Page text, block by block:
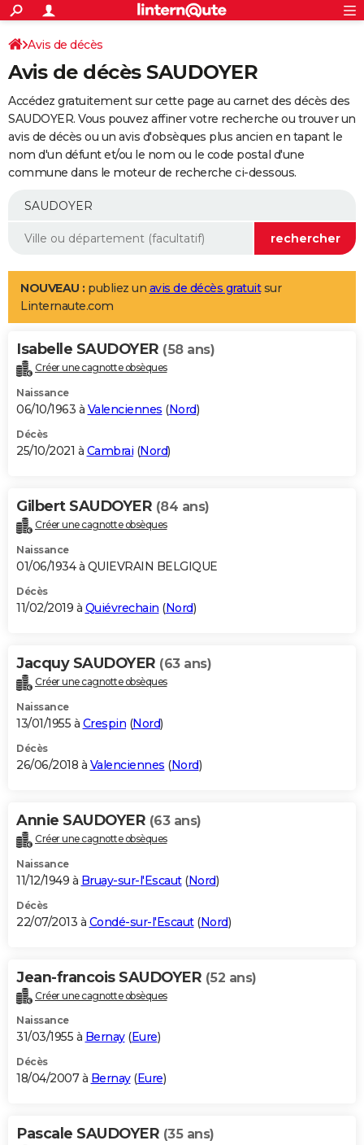
ACTUALITÉS
Politique
Société
Faits Divers
Education
Monde
Villes
+
SPORT
Coupe du monde 2026
Football
Tennis
Cyclisme
Rugby
Forum
Programme TV
TNT
Streaming
Cinéma
Sorties cinéma
Musique
+
FINANCE
Retraite
Epargne
Immobilier
Risques naturels par ville
Banque
Assurance
AUTO
Essais
Réserver un essai
Citadines
Berlines
SUV
Forum auto
+
Mobiles
Meilleur smartphone
Internet
Ordinateurs
Jeux vidéo
Guide high-tech
Aménagement intérieur
LIFESTYLE
Art de vivre
Bien-être
Loisirs
Mode
Modes de vie
Alimentation
Guide de la santé
Maladies
Médicaments
Sommeil
VOYAGE
Destinations
City break
Voyage nature
Voyage de noces
Forum
Climat
+PHOTO
GUIDES D'ACHAT
BONS PLANS
Carte de Noël
Carte Bonne année
Carte Saint-Valentin
Carte Pâques
Carte d'anniversaire
DICTIONNAIRE
Dictionnaire
Biographies
Citations
Expressions
Proverbes
PROGRAMME TV
S'inscrire
Se connecter
Lycées
Collèges
Primaires
Universités
Entreprises
Service militaire
Avis de recherche
AVIS DE DÉCÈS
Bricolage
Lifestyle
Culture
Sport
Auto
Television
Voyage
Cinema
Avis de décès
Avis de décès SAUDOYER
Accédez gratuitement sur cette page au carnet des décès des
SAUDOYER. Vous pouvez affiner votre recherche ou trouver un
avis de décès ou un avis d'obsèques plus ancien en tapant le
nom d'un défunt et/ou le nom ou le code postal d'une
commune dans le moteur de recherche ci-dessous.
NOUVEAU : publiez un avis de décès gratuitsur
Linternaute.com
Isabelle SAUDOYER (58 ans)
Créer une cagnotte obsèques
Naissance
06/10/1963 à Valenciennes (Nord)
Décès
25/10/2021 à Cambrai (Nord)
Gilbert SAUDOYER (84 ans)
Créer une cagnotte obsèques
Naissance
01/06/1934 à QUIEVRAIN BELGIQUE
Décès
11/02/2019 à Quiévrechain (Nord)
Jacquy SAUDOYER (63 ans)
Créer une cagnotte obsèques
Naissance
13/01/1955 à Crespin (Nord)
Décès
26/06/2018 à Valenciennes (Nord)
Annie SAUDOYER (63 ans)
Créer une cagnotte obsèques
Naissance
11/12/1949 à Bruay-sur-l'Escaut(Nord)
Décès
22/07/2013 à Condé-sur-l'Escaut(Nord)
Jean-francois SAUDOYER (52 ans)
Créer une cagnotte obsèques
Naissance
31/03/1955 à Bernay(Eure)
Décès
18/04/2007 à Bernay(Eure)
Pascale SAUDOYER (35 ans)